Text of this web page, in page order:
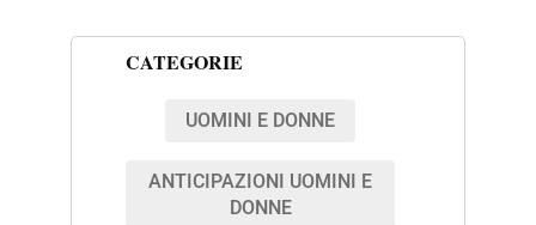
CATEGORIE
UOMINI E DONNE
ANTICIPAZIONI UOMINI E
DONNE